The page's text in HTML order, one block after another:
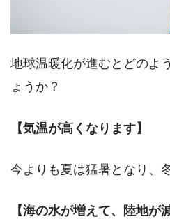
地球温暖化が進むとどのよ
ょうか？
【気温が高くなります】
今よりも夏は猛暑となり、
【海の水が増えて、陸地が